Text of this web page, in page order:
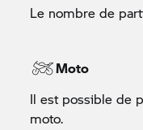
Le nombre de
Moto
Il est possible de
moto.